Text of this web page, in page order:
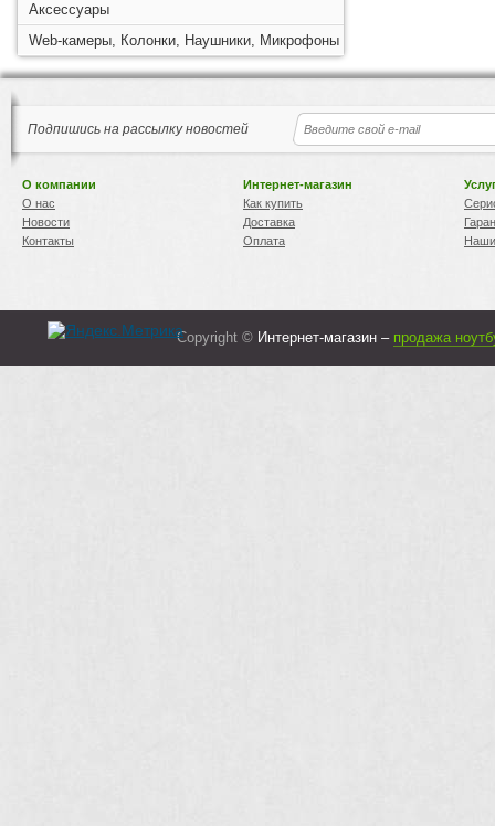
Аксессуары
Web-камеры, Колонки, Наушники, Микрофоны
Подпишись на рассылку новостей
О компании
О нас
Новости
Контакты
Интернет-магазин
Как купить
Доставка
Оплата
Copyright © Интернет-магазин – продажа